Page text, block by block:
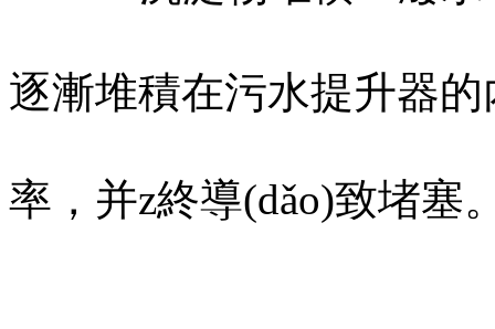
逐漸堆積在污水提升器的
率，并z終導(dǎo)致堵塞